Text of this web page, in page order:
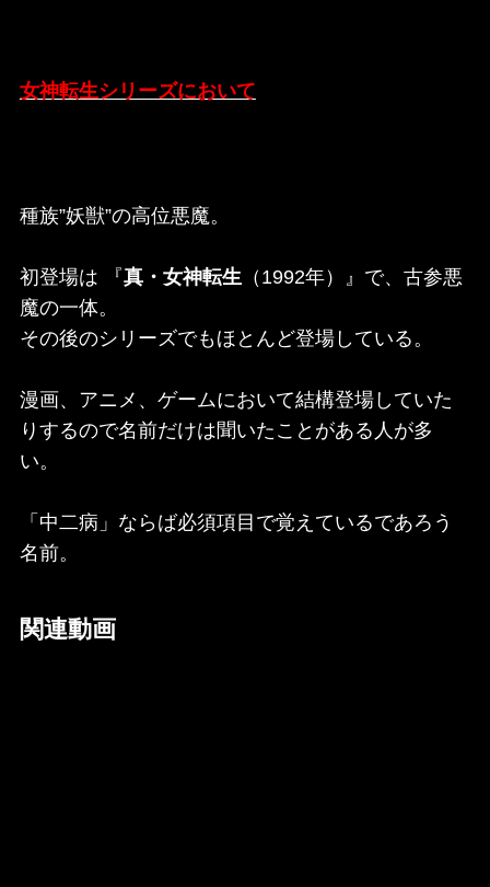
女神転生シリーズにおいて
種族”妖獣”の高位悪魔。
初登場は 『真・女神転生 （1992年）』で、古参悪
魔の一体。
その後のシリーズでもほとんど登場している。
漫画、アニメ、ゲームにおいて結構登場していた
りするので名前だけは聞いたことがある人が多
い。
「中二病」ならば必須項目で覚えているであろう
名前。
関連動画